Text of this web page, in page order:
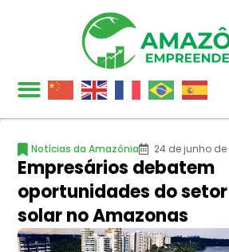
Notícias da Amazônia 24 de junho de
Empresários debatem
oportunidades do
solar no Amazonas